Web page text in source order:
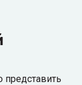
представить